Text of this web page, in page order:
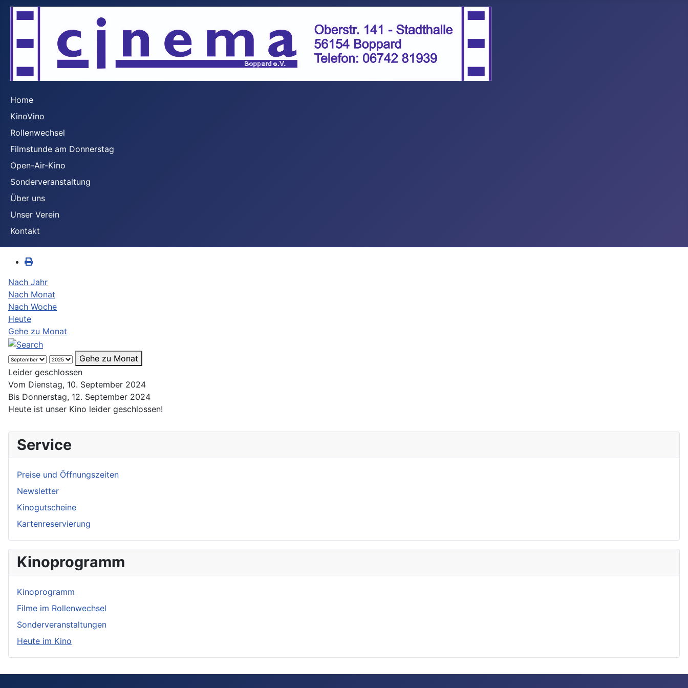
Home
KinoVino
Rollenwechsel
Filmstunde am Donnerstag
Open-Air-Kino
Sonderveranstaltung
Über uns
Unser Verein
Kontakt
Nach Jahr
Nach Monat
Nach Woche
Heute
Gehe zu Monat
Gehe zu Monat
Leider geschlossen
Vom Dienstag, 10. September 2024
Bis Donnerstag, 12. September 2024
Heute ist unser Kino leider geschlossen!
Service
Preise und Öffnungszeiten
Newsletter
Kinogutscheine
Kartenreservierung
Kinoprogramm
Kinoprogramm
Filme im Rollenwechsel
Sonderveranstaltungen
Heute im Kino